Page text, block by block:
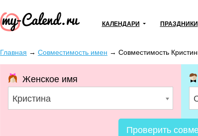
КАЛЕНДАРИ ПРАЗДНИКИ
Главная → Совместимость имен → Совместимость
Женское имя
Кристина
Проверить